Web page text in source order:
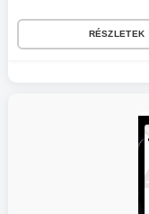
RÉSZLETEK